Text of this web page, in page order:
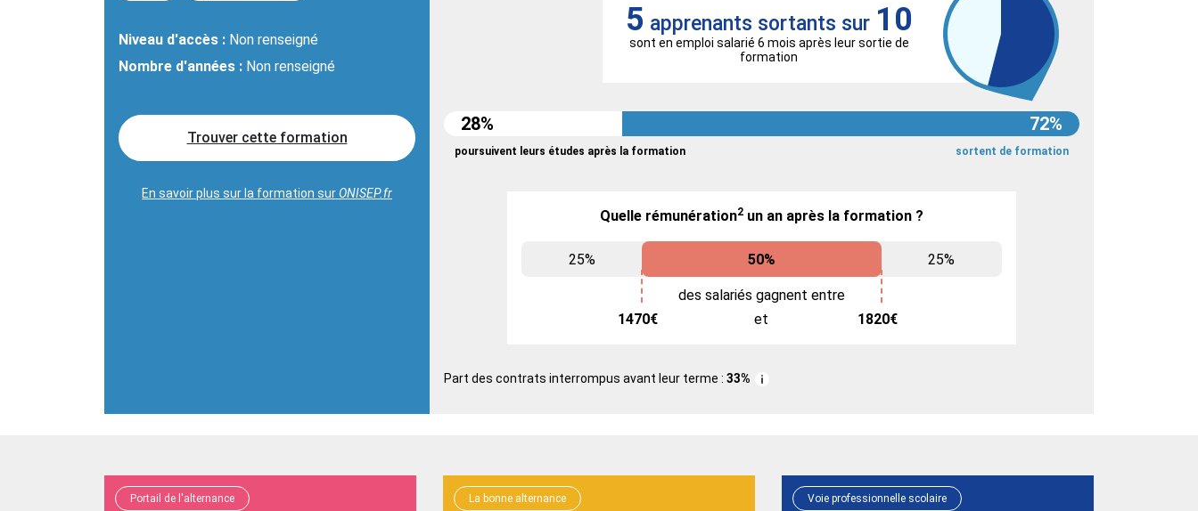
Niveau d'accès : Non renseigné
Nombre d'années : Non renseigné
Trouver cette formation
En savoir plus sur la formation surONISEP.fr
5 apprenants sortants sur 10
sont en emploi salarié 6 mois après leur sortie de
formation
28% 72%
poursuivent leurs études après la formation sortent de formation
Quelle rémunération2un an après la formation ?
25% 50%
des salariés gagnent entre
1470€
et 1820€
25%
Part des contrats interrompus avant leur terme : 33%
Portail de l'alternance La bonne alternance Voie professionnelle scolaire